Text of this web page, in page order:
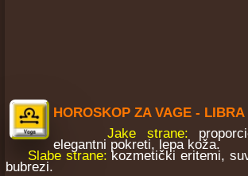
HOROSKOP ZA VAGE - LIBRA
Jake strane:
elegantni pokreti, lepa koža.
Slabe strane: kozmetički eritemi,
bubrezi.